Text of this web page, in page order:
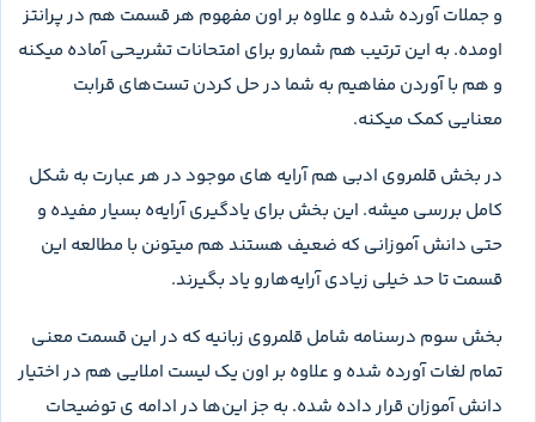
و جملات آورده شده و علاوه بر اون مفهوم هر قسمت هم در پرانتز
اومده. به این ترتیب هم شمارو برای امتحانات تشریحی آماده میکنه
و هم با آوردن مفاهیم به شما در حل کردن تست‌های قرابت
معنایی کمک میکنه.
در بخش قلمروی ادبی هم آرایه های موجود در هر عبارت به شکل
کامل بررسی میشه. این بخش برای یادگیری آرایه‌ه بسیار مفیده و
حتی دانش آموزانی که ضعیف هستند هم میتونن با مطالعه این
قسمت تا حد خیلی زیادی آرایه‌هارو یاد بگیرند.
بخش سوم درسنامه شامل قلمروی زبانیه که در این قسمت معنی
تمام لغات آورده شده و علاوه بر اون یک لیست املایی هم در اختیار
دانش آموزان قرار داده شده. به جز این‌ها در ادامه ی توضیحات